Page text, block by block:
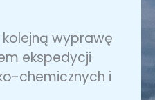
kolejną wyprawę
ekspedycji
chemicznych i